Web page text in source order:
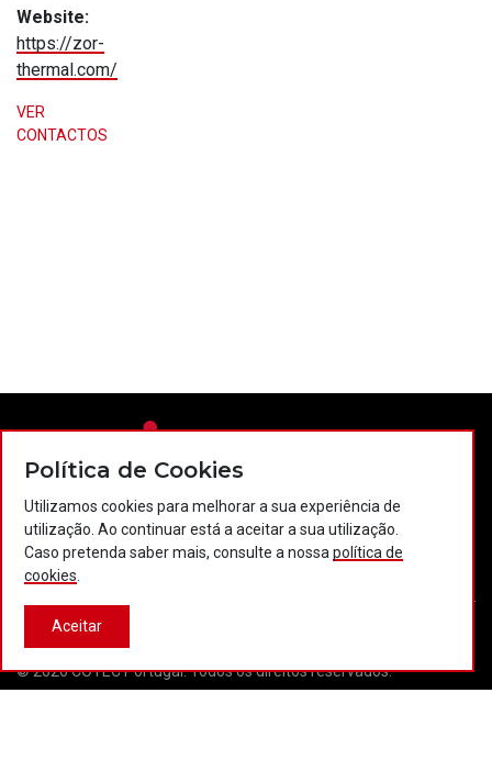
Website:
https://zor-
thermal.com/
VER
CONTACTOS
Contactos Política de privacidade
Política de cookies
Projectos Portugal 2020
© 2026 COTEC Portugal. Todos os direitos reservados.
Política de Cookies
Utilizamos cookies para melhorar a sua experiência de
utilização. Ao continuar está a aceitar a sua utilização.
Caso pretenda saber mais, consulte a nossa política de
cookies
Aceitar